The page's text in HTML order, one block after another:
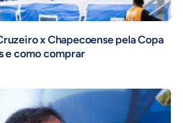
x Chapecoense pela Copa
e como comprar